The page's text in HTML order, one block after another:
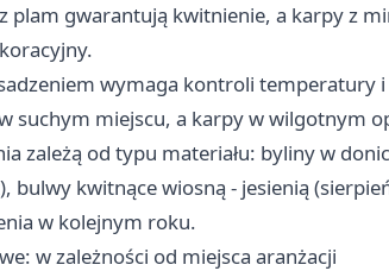
plam gwarantują kwitnienie, a karpy z
wymaga kontroli temperatury
suchym miejscu, a karpy w wilgotnym
zależą od typu materiału: byliny w
bulwy kwitnące wiosną - jesienią
w kolejnym roku.
w zależności od miejsca aranżacji